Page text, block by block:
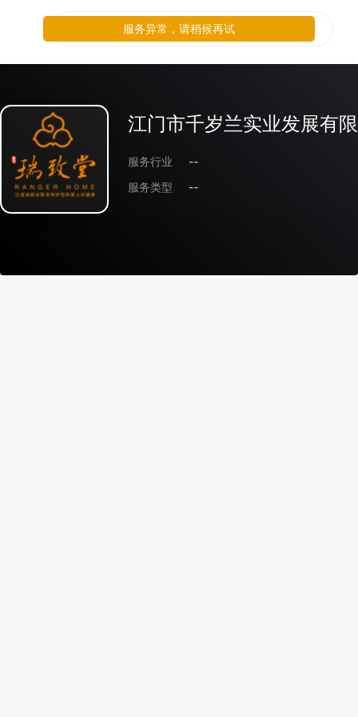
江门市千岁兰实业发展有
服务行业
--
服务类型
--
服务异常，请稍候再试